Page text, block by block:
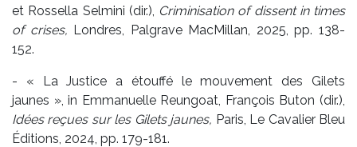
et Rossella Selmini (dir.), Criminisation of dissent in times
of crises, Londres, Palgrave MacMillan, 2025, pp. 138-
152.
- « La Justice a étouffé le mouvement des Gilets
jaunes », in Emmanuelle Reungoat, François Buton (dir.),
Idées reçues sur les Gilets jaunes, Paris, Le Cavalier Bleu
Éditions, 2024, pp. 179-181.